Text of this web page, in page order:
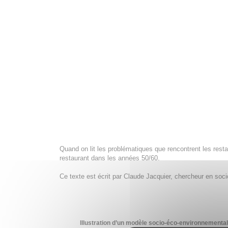
Quand on lit les problématiques que rencontrent les
restaurant dans les années 50/60.
Ce texte est écrit par Claude Jacquier, chercheur en
Illustration d’un modèle socio-éco-